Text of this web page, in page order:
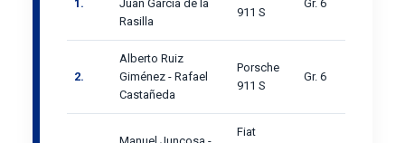
1.
Juan García de la
Rasilla
911 S
Gr. 6
2.
Alberto Ruiz
Giménez - Rafael
Castañeda
Porsche
911 S
Gr. 6
Fiat